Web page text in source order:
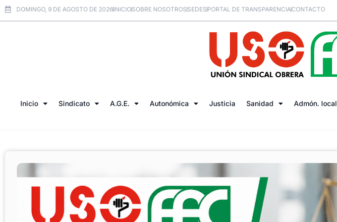
DOMINGO, 9 DE AGOSTO DE 2026INICIOSOBRE NOSOTROSSEDESPORTAL DE TRANSPARENCIACONTACTO
Inicio Sindicato A.G.E. Autonómica Justicia Sanidad Admón. local